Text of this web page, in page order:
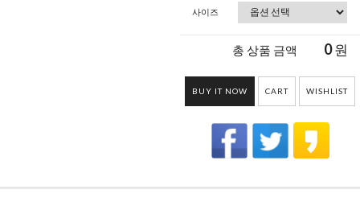
사이즈
총 상품 금액 0원
BUY IT NOW CART WISHLIST